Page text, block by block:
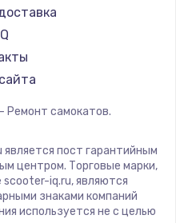
Ремонт самокатов.
пост гарантийным
центром. Торговые марки,
iq.ru, являются
знаками компаний
используется не с целью